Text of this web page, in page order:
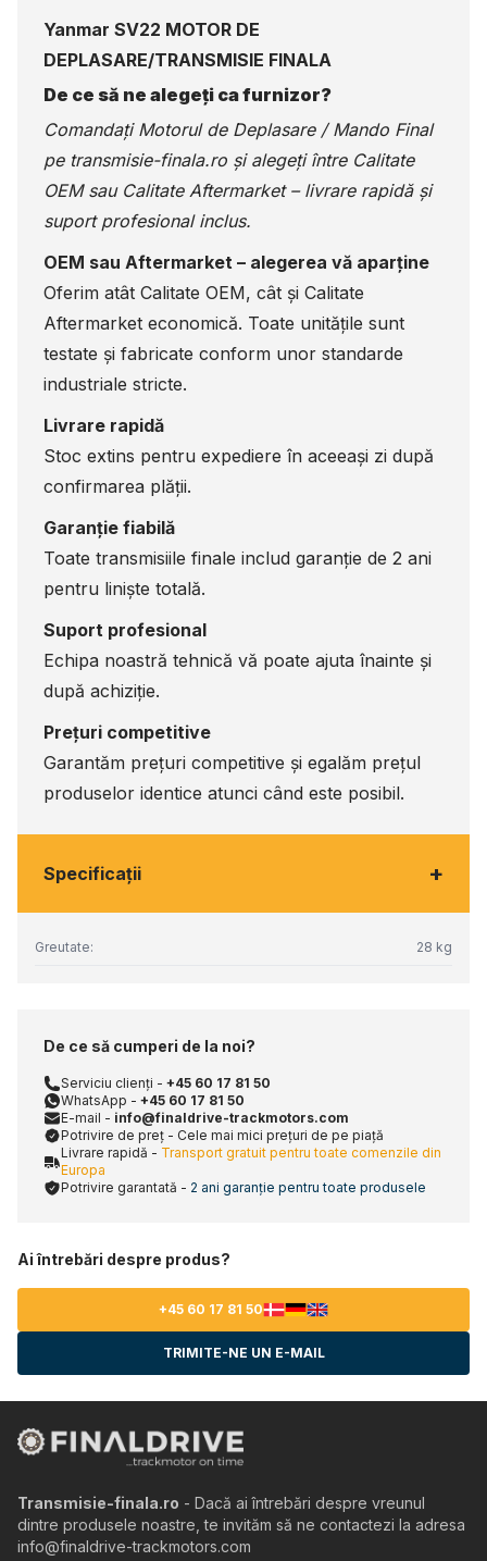
Yanmar SV22 MOTOR DE
DEPLASARE/TRANSMISIE FINALA
De ce să ne alegeți ca furnizor?
Comandați Motorul de Deplasare / Mando Final
pe transmisie-finala.ro și alegeți între Calitate
OEM sau Calitate Aftermarket – livrare rapidă și
suport profesional inclus.
OEM sau Aftermarket – alegerea vă aparține
Oferim atât Calitate OEM, cât și Calitate
Aftermarket economică. Toate unitățile sunt
testate și fabricate conform unor standarde
industriale stricte.
Livrare rapidă
Stoc extins pentru expediere în aceeași zi după
confirmarea plății.
Garanție fiabilă
Toate transmisiile finale includ garanție de 2 ani
pentru liniște totală.
Suport profesional
Echipa noastră tehnică vă poate ajuta înainte și
după achiziție.
Prețuri competitive
Garantăm prețuri competitive și egalăm prețul
produselor identice atunci când este posibil.
Specificaţii +
Greutate: 28 kg
De ce să cumperi de la noi?
Serviciu clienți - +45 60 17 81 50
WhatsApp - +45 60 17 81 50
E-mail - info@finaldrive-trackmotors.com
Potrivire de preț - Cele mai mici prețuri de pe piață
Livrare rapidă - Transport gratuit pentru toate comenzile din
Europa
Potrivire garantată - 2 ani garanție pentru toate produsele
Ai întrebări despre produs?
+45 60 17 81 50
TRIMITE-NE UN E-MAIL
Transmisie-finala.ro - Dacă ai întrebări despre vreunul
dintre produsele noastre, te invităm să ne contactezi la adresa
info@finaldrive-trackmotors.com